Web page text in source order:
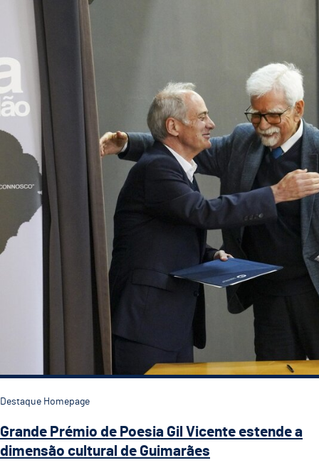
Destaque Homepage
Grande Prémio de Poesia Gil Vicente estende a
dimensão cultural de Guimarães